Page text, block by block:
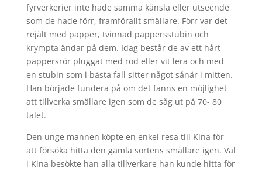
fyrverkerier inte hade samma känsla eller utseende
som de hade förr, framförallt smällare. Förr var det
rejält med papper, tvinnad pappersstubin och
krympta ändar på dem. Idag består de av ett hårt
pappersrör pluggat med röd eller vit lera och med
en stubin som i bästa fall sitter något sånär i mitten.
Han började fundera på om det fanns en möjlighet
att tillverka smällare igen som de såg ut på 70- 80
talet.
Den unge mannen köpte en enkel resa till Kina för
att försöka hitta den gamla sortens smällare igen. Väl
i Kina besökte han alla tillverkare han kunde hitta för